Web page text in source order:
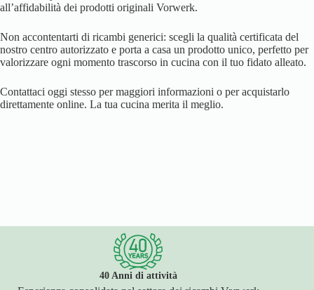
all’affidabilità dei prodotti originali Vorwerk.
Non accontentarti di ricambi generici: scegli la qualità certificata del
nostro centro autorizzato e porta a casa un prodotto unico, perfetto per
valorizzare ogni momento trascorso in cucina con il tuo fidato alleato.
Contattaci oggi stesso per maggiori informazioni o per acquistarlo
direttamente online. La tua cucina merita il meglio.
40 Anni di attività